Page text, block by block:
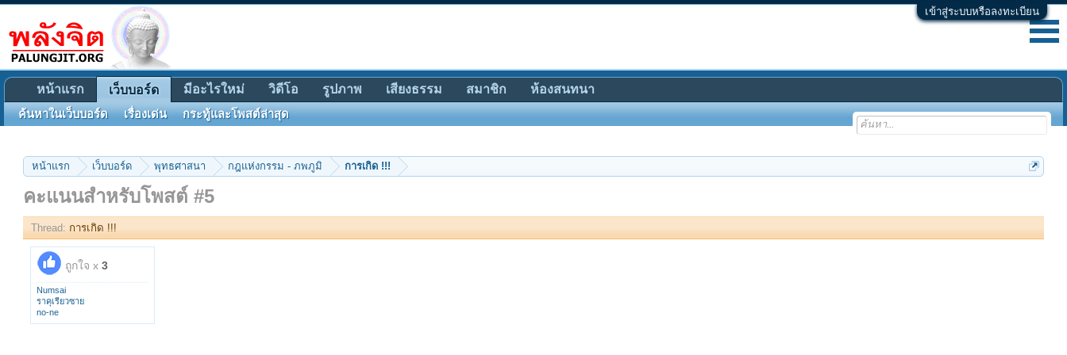
เข้าสู่ระบบหรือลงทะเบียน
หน้าแรก เว็บบอร์ด พุทธศาสนา กฎแห่งกรรม - ภพภูมิ การเกิด !!!
คะแนนสำหรับโพสต์ #5
Thread: การเกิด !!!
ถูกใจ x 3
Numsai
ราคุเรียวซาย
no-ne
หน้าแรก เว็บบอร์ด
ค้นหาในเว็บบอร์ด เรื่องเด่น กระทู้และโพสต์ล่าสุด
มีอะไรใหม่ วิดีโอ รูปภาพ เสียงธรรม สมาชิก ห้องสนทนา